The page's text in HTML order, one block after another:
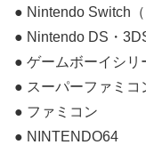
● Nintendo Switch（
● Nintendo DS・
● ゲームボーイシリ
● スーパーファミコ
● ファミコン
● NINTENDO64